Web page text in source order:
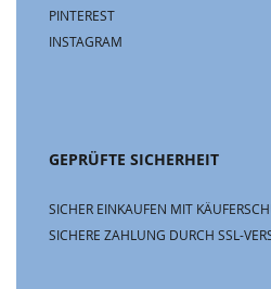
PINTEREST
INSTAGRAM
GEPRÜFTE SICHERHEIT
SICHER EINKAUFEN MIT
SICHERE ZAHLUNG DURCH SSL-